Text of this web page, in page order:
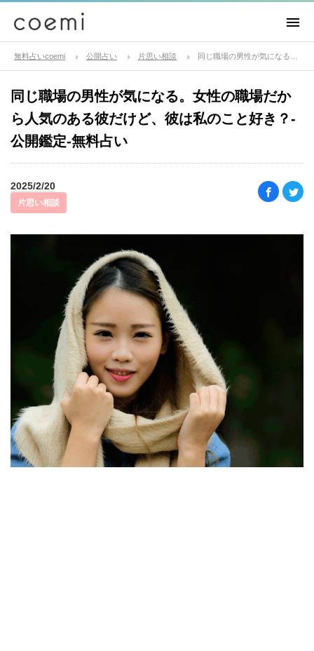
無料占いcoemi 公開占い 片思い相談
同じ職場の男性が気になる。女性の職場だか
ら人気のある彼だけど、彼は私のこと好き？-
公開鑑定-無料占い
2025/2/20
片思い相談